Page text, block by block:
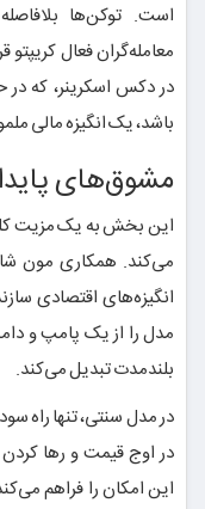
است. توکن‌ها
معامله‌گران فعال
در دکس اسکرینر، که در
باشد، یک انگیزه مالی
مشوق‌های
این بخش به یک مزیت
انگیزه‌های اقتصادی
مدل را از یک پامپ و
بلندمدت تبدیل می‌کند.
در مدل سنتی، تنها راه
این امکان را فراهم